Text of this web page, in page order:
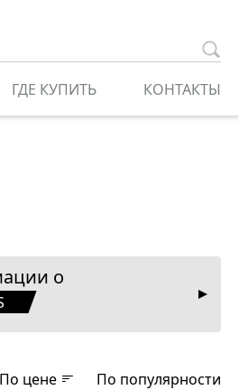
ГДЕ КУПИТЬ КОНТАКТЫ
о
По цене По популярности